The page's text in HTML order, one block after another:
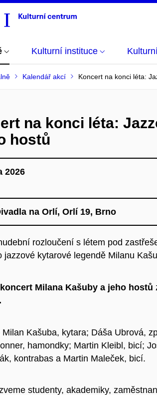
Kulturní instituce
Kalendář akcí Koncert na konci léta:
na konci léta:
hostů
2026
na Orlí, Orlí 19, Brno
rozloučení s létem pod
jazzové kytarové legendě Milanu
Milana Kašuby a jeho hostů
Milan Kašuba, kytara; Dáša Ubrová,
hamondky; Martin Kleibl, bicí;
kontrabas a Martin Maleček, bicí.
studenty, akademiky,